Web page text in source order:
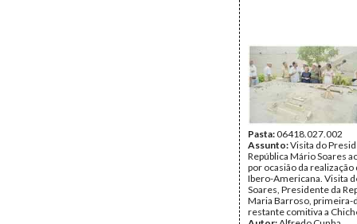
Pasta:06418.027.002
Assunto:Visita do
República Mário Soares
por ocasião da realização
Ibero-Americana. Visita
Soares, Presidente da
Maria Barroso, primeira-
restante comitiva a